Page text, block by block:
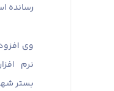
رسانده
وی
نرم
بستر